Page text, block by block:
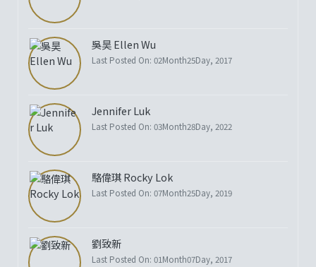
吳昊 Ellen Wu
Last Posted On: 02Month25Day, 2017
Jennifer Luk
Last Posted On: 03Month28Day, 2022
駱偉琪 Rocky Lok
Last Posted On: 07Month25Day, 2019
劉致新
Last Posted On: 01Month07Day, 2017